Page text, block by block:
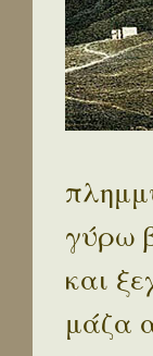
γύρω
και
μάζα